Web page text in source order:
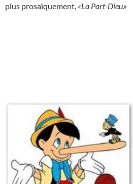
plus prosaïquement, «La Part-Dieu.»